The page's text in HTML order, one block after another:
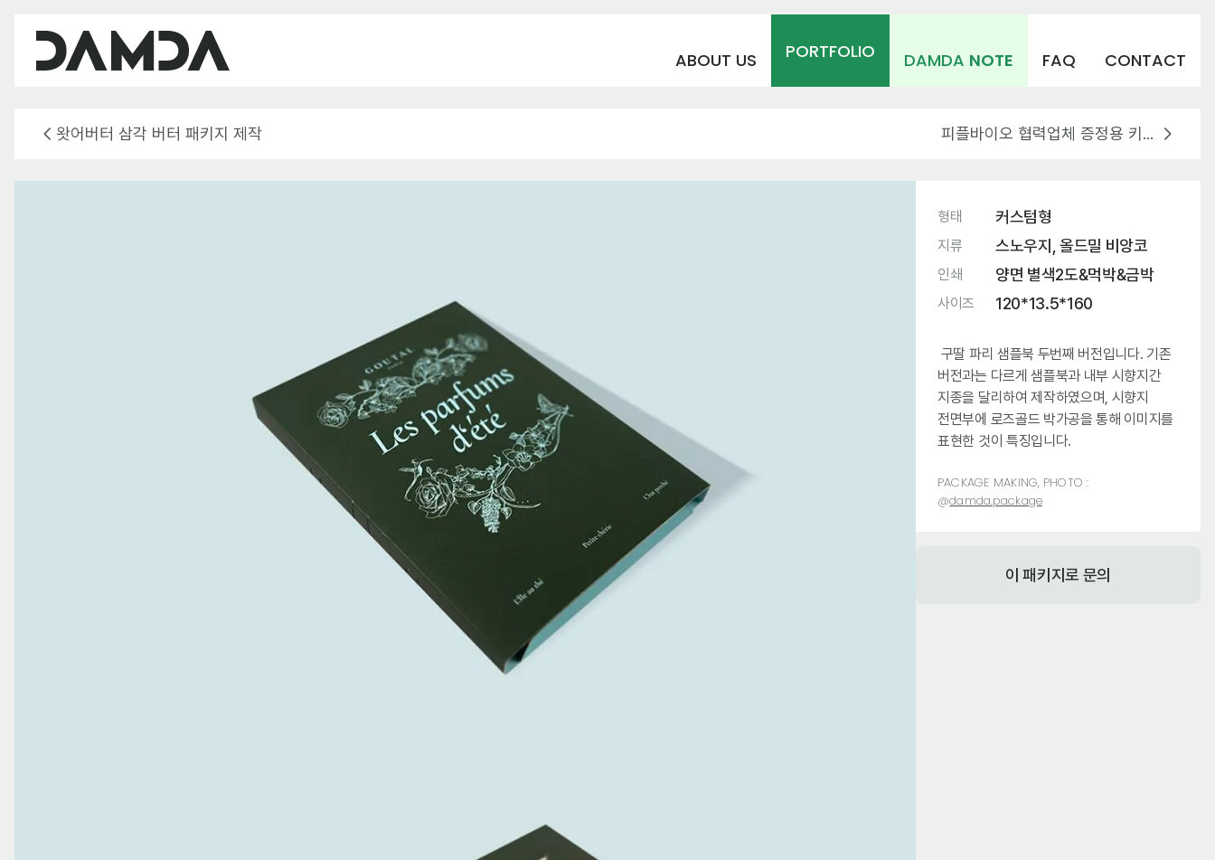
ABOUT US PORTFOLIO DAMDA NOTE FAQ CONTACT
왓어버터 삼각 버터 패키지 제작 피플바이오 협력업체 증정용 키트 패키지 제작
형태 커스텀형
지류 스노우지, 올드밀 비앙코
인쇄 양면 별색2도&먹박&금박
사이즈 120*13.5*160
구딸 파리 샘플북 두번째 버전입니다. 기존
버전과는 다르게 샘플북과 내부 시향지간
지종을 달리하여 제작하였으며, 시향지
전면부에 로즈골드 박가공을 통해 이미지를
표현한 것이 특징입니다.
PACKAGE MAKING, PHOTO :
@damda.package
이 패키지로 문의